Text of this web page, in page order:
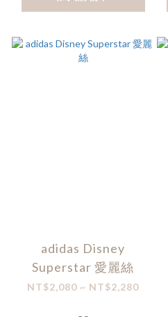
adidas Disney
Superstar 愛麗絲
NT$2,080 ~ NT$2,280